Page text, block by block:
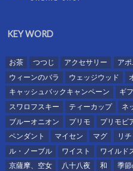
KEY WORD
お茶 つつじ アクセサリー ア
ウィーンのバラ
ウェッジウッド
キャッシュバックキャンペーン
ギ
スワロフスキー
ティーカップ ネ
ブルーオニオン
プリモ プリモビ
ペンダント
マイセン マグ リ
ル・ノーブル
ワイスト ワイルド
京薩摩、空女
八十八夜 和 季